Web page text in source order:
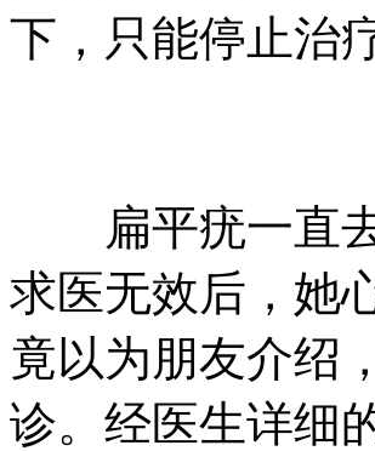
下，只能停止治
扁平疣一直去
求医无效后，她
竟以为朋友介绍
诊。经医生详细